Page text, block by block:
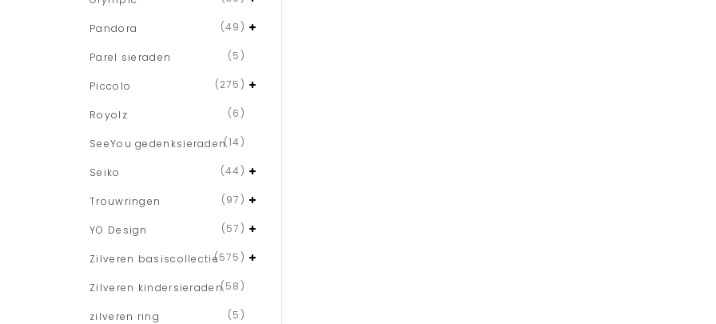
Pandora (49)
Parel sieraden (5)
Piccolo (275)
Royolz (6)
SeeYou gedenksieraden(14)
Seiko (44)
Trouwringen (97)
YO Design (57)
Zilveren basiscollectie(575)
Zilveren kindersieraden(58)
zilveren ring (5)